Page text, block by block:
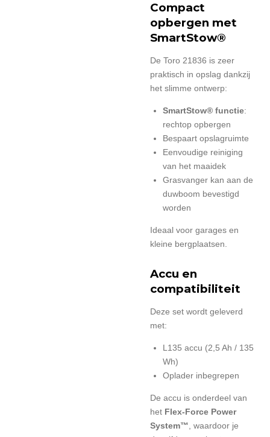
Compact
opbergen met
SmartStow®
De Toro 21836 is zeer
praktisch in opslag dankzij
het slimme ontwerp:
SmartStow® functie:
rechtop opbergen
Bespaart opslagruimte
Eenvoudige reiniging
van het maaidek
Grasvanger kan aan de
duwboom bevestigd
worden
Ideaal voor garages en
kleine bergplaatsen.
Accu en
compatibiliteit
Deze set wordt geleverd
met:
L135 accu (2,5 Ah / 135
Wh)
Oplader inbegrepen
De accu is onderdeel van
het Flex-Force Power
System™ , waardoor je